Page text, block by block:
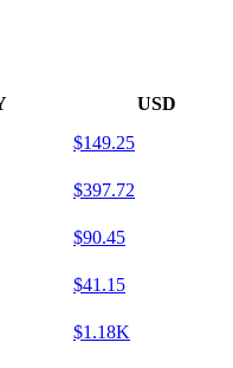
USD
$149.25
$397.72
$90.45
$41.15
$1.18K